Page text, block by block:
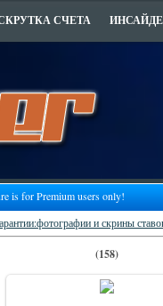
СЧЕТА
is for Premium users only!
и скрины
(158)